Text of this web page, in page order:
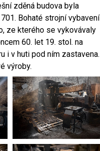
zděná budova byla
Bohaté strojní vybavení
ze kterého se vykovávaly
60. let 19. stol. na
i v huti pod ním zastavena.
výroby.